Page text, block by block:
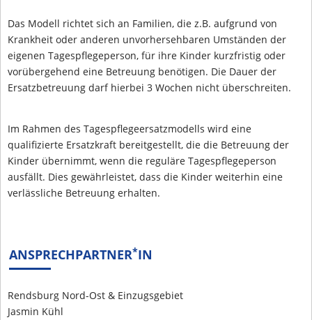
Das Modell richtet sich an Familien, die z.B. aufgrund von
Krankheit oder anderen unvorhersehbaren Umständen der
eigenen Tagespflegeperson, für ihre Kinder kurzfristig oder
vorübergehend eine Betreuung benötigen. Die Dauer der
Ersatzbetreuung darf hierbei 3 Wochen nicht überschreiten.
Im Rahmen des Tagespflegeersatzmodells wird eine
qualifizierte Ersatzkraft bereitgestellt, die die Betreuung der
Kinder übernimmt, wenn die reguläre Tagespflegeperson
ausfällt. Dies gewährleistet, dass die Kinder weiterhin eine
verlässliche Betreuung erhalten.
ANSPRECHPARTNER*IN
Rendsburg Nord-Ost & Einzugsgebiet
Jasmin Kühl